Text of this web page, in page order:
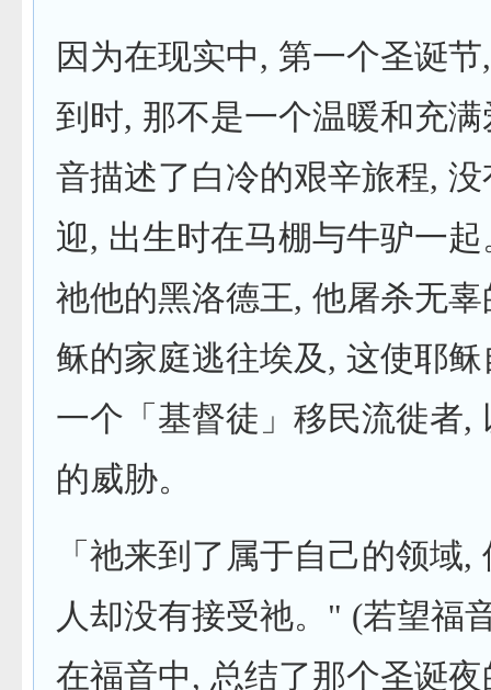
因为在现实中, 第一个圣诞
到时, 那不是一个温暖和充
音描述了白冷的艰辛旅程,
迎, 出生时在马棚与牛驴一
祂他的黑洛德王, 他屠杀无
稣的家庭逃往埃及, 这使耶
一个「基督徒」移民流徙者,
的威胁。
「祂来到了属于自己的领域,
人却没有接受祂。" (若望福
在福音中, 总结了那个圣诞